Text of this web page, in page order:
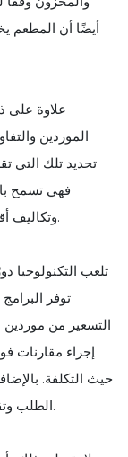
أيضًا أن المطعم
علاوة على
الموردين
تحديد تلك التي
فهي تسمح
وتكاليف أقل، مما يؤثر بشكل مباشر على المحصلة النهائية.
تلعب التكنولوجيا
توفر
التسعير من موردين
إجراء مقارنات
حيث التكلفة.
الطلب وتقليل الأخطاء البشرية وزيادة تعزيز كفاءة التكلفة.